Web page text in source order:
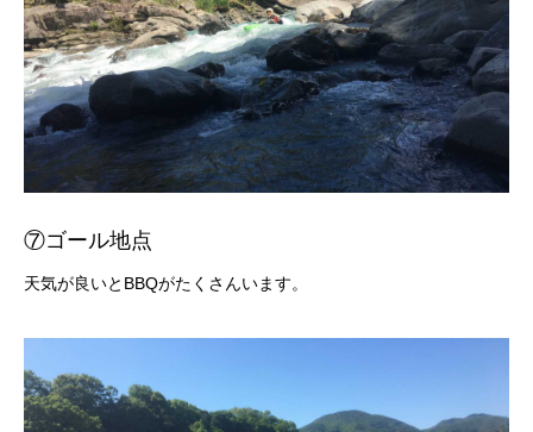
⑦ゴール地点
天気が良いとBBQがたくさんいます。